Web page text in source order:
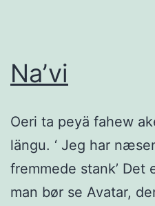
Na’vi
Oeri ta peyä fahew
längu. ‘ Jeg har
fremmede stank’ Det
man bør se Avatar,